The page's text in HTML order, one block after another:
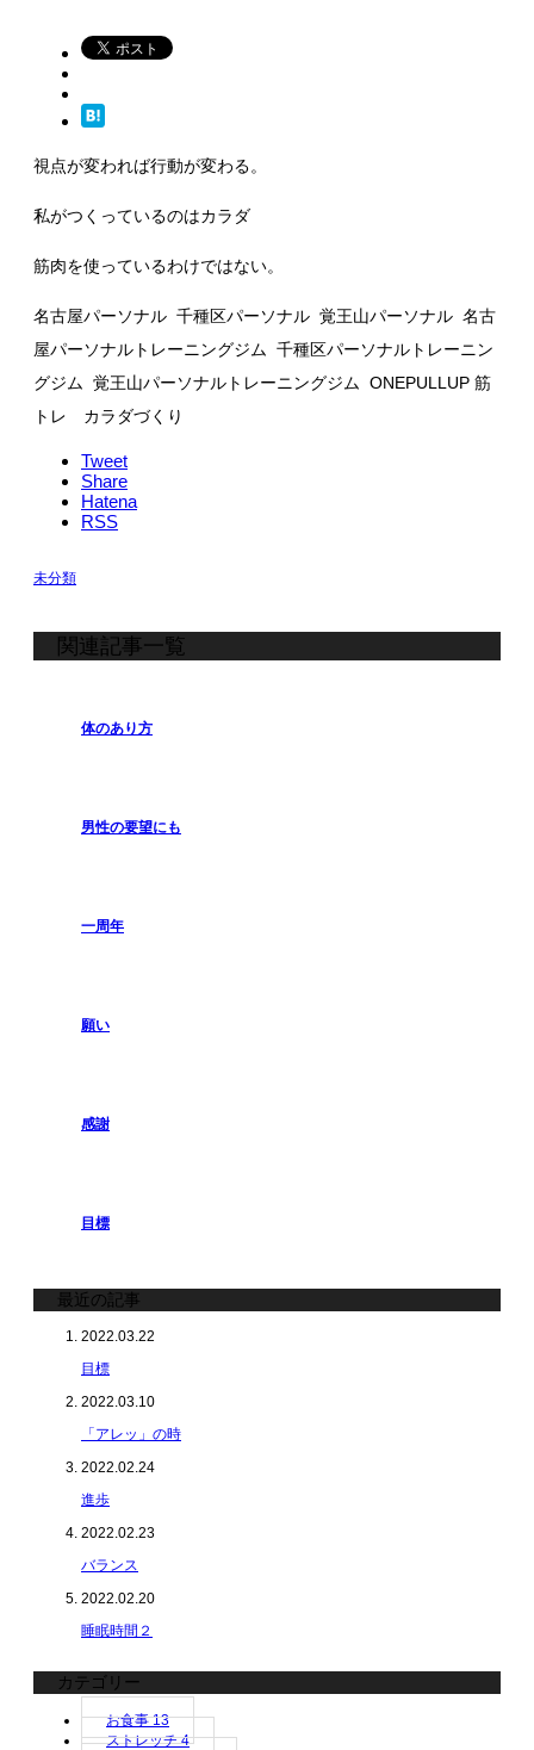
視点が変われば行動が変わる。
私がつくっているのはカラダ
筋肉を使っているわけではない。
名古屋パーソナル 千種区パーソナル 覚王山パーソナル 名古
屋パーソナルトレーニングジム 千種区パーソナルトレーニン
グジム 覚王山パーソナルトレーニングジム ONEPULLUP 筋
トレ カラダづくり
Tweet
Share
Hatena
RSS
未分類
関連記事一覧
体のあり方
男性の要望にも
一周年
願い
感謝
目標
最近の記事
2022.03.22
目標
2022.03.10
「アレッ」の時
2022.02.24
進歩
2022.02.23
バランス
2022.02.20
睡眠時間２
カテゴリー
お食事13
ストレッチ4